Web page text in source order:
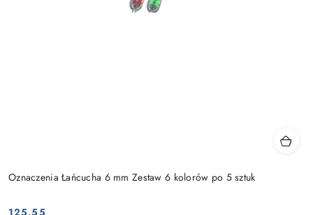
Oznaczenia Łańcucha 6 mm Zestaw 6 kolorów po 5 sztuk